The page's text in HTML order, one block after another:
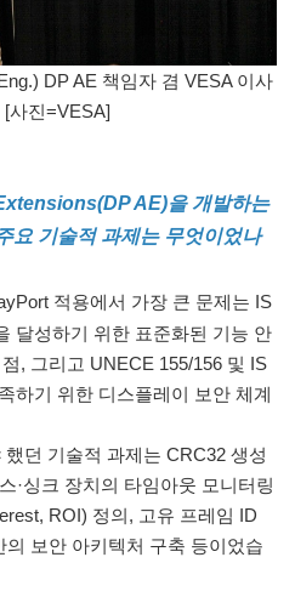
DP AE 책임자 겸 VESA 이사
사진=VESA]
AE)을 개발하는
요 기술적 과제는 무엇이었나
적용에서 가장 큰 문제는 IS
달성하기 위한 표준화된 기능 안
, 그리고 UNECE 155/156 및 IS
하기 위한 디스플레이 보안 체계
던 기술적 과제는 CRC32 생성
·싱크 장치의 타임아웃 모니터링
ROI) 정의, 고유 프레임 ID
보안 아키텍처 구축 등이었습